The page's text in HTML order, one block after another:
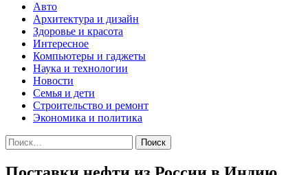
Авто
Архитектура и дизайн
Здоровье и красота
Интересное
Компьютеры и гаджеты
Наука и технологии
Новости
Семья и дети
Строительство и ремонт
Экономика и политика
Найти: